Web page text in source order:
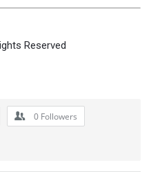
Reserved
0 Followers